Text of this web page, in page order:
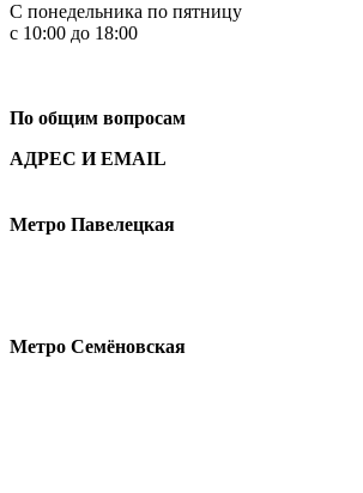
С понедельника по пятницу
с 10:00 до 18:00
По общим вопросам
АДРЕС И EMAIL
Метро Павелецкая
Метро Семёновская